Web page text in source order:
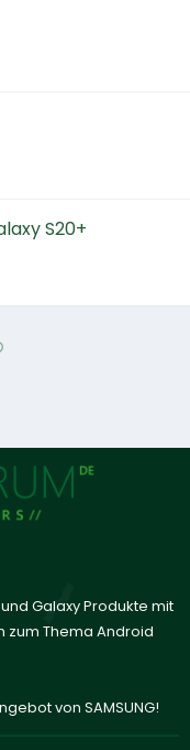
S20+
Galaxy Produkte mit
zum Thema Android
von SAMSUNG!